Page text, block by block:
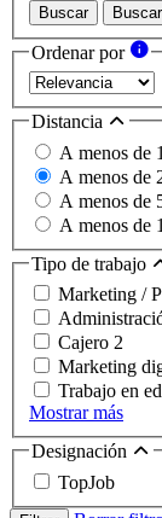
Buscar Buscar
Ordenar por
Distancia
A menos de
A menos de
A menos de
A menos de
Tipo de trabajo
Marketing /
Cajero 2
Marketing
Trabajo en
Mostrar más
Designación
TopJob